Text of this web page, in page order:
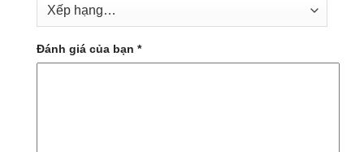
Đánh giá của bạn *